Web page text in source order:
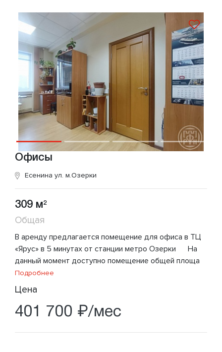
Офисы
Есенина ул. м.Озерки
309 м2
Общая
В аренду предлагается помещение для офиса в ТЦ
«Ярус» в 5 минутах от станции метро Озерки На
данный момент доступно помещение общей площа
Подробнее
Цена
401 700 ₽/мес